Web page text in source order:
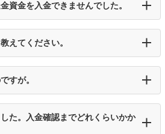
資金を入金できませんでした。
えてください。
すが。
た。入金確認までどれくらいかか